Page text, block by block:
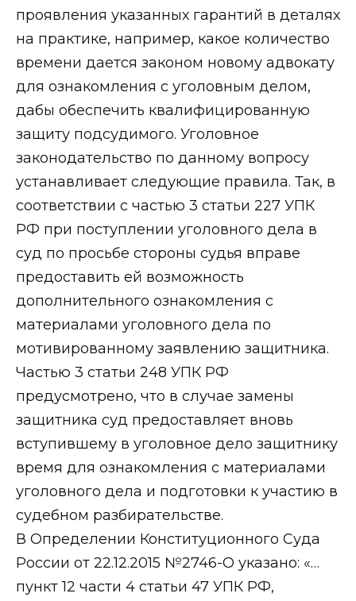
проявления указанных гарантий в деталях
на практике, например, какое количество
времени дается законом новому адвокату
для ознакомления с уголовным делом,
дабы обеспечить квалифицированную
защиту подсудимого. Уголовное
законодательство по данному вопросу
устанавливает следующие правила. Так, в
соответствии с частью 3 статьи 227 УПК
РФ при поступлении уголовного дела в
суд по просьбе стороны судья вправе
предоставить ей возможность
дополнительного ознакомления с
материалами уголовного дела по
мотивированному заявлению защитника.
Частью 3 статьи 248 УПК РФ
предусмотрено, что в случае замены
защитника суд предоставляет вновь
вступившему в уголовное дело защитнику
время для ознакомления с материалами
уголовного дела и подготовки к участию в
судебном разбирательстве.
В Определении Конституционного Суда
России от 22.12.2015 №2746-О указано: «…
пункт 12 части 4 статьи 47 УПК РФ,